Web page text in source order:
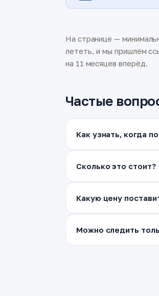
На странице —
лететь, и мы пришлём
на 11 месяцев вперёд.
Частые
Как узнать, когда
Сколько это стоит?
Какую цену
Можно следить